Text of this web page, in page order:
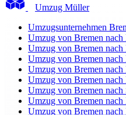
Umzug Müller
Umzugsunternehmen
Umzug von Bremen nach
Umzug von Bremen nach
Umzug von Bremen nach
Umzug von Bremen nach
Umzug von Bremen
Umzug von Bremen nach
Umzug von Bremen nach
Umzug von Bremen